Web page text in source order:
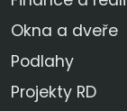
Okna a dveře
Podlahy
Projekty RD